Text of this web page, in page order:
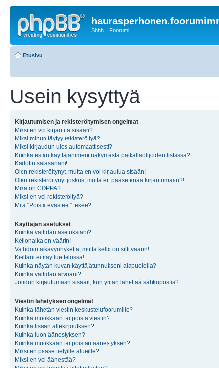
Shhh... Foorumi
Etusivu
Usein kysyttyä
Kirjautumisen ja rekisteröitymisen ongelmat
Miksi en voi kirjautua sisään?
Miksi minun täytyy rekisteröityä?
Miksi kirjaudun ulos automaattisesti?
Kuinka estän käyttäjänimeni näkymästä paikallaolijoiden listassa?
Kadotin salasanani!
Olen rekisteröitynyt, mutta en voi kirjautua sisään!
Olen rekisteröitynyt joskus, mutta en pääse enää kirjautumaan?!
Mikä on COPPA?
Miksi en voi rekisteröityä?
Mitä “Poista evästeet” tekee?
Käyttäjän asetukset
Kuinka vaihdan asetuksiani?
Kellonaika on väärin!
Vaihdoin aikavyöhykettä, mutta kello on silti väärin!
Kieltäni ei näy luettelossa!
Kuinka näytän kuvan käyttäjätunnukseni alapuolella?
Kuinka vaihdan arvoani?
Joudun kirjautumaan sisään, kun yritän lähettää sähköpostia?
Viestin lähetyksen ongelmat
Kuinka lähetän viestin keskustelufoorumille?
Kuinka muokkaan tai poista viestin?
Kuinka lisään allekirjoutksen?
Kuinka luon äänestyksen?
Kuinka muokkaan tai poistan äänestyksen?
Miksi en pääse tietyille alueille?
Miksi en voi äänestää?